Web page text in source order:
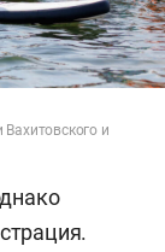
и